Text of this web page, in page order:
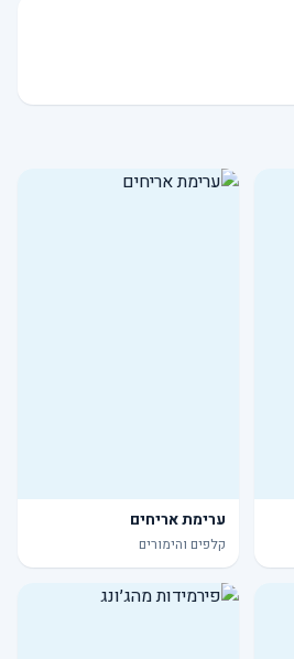
ערימת אריחים
קלפים והימורים